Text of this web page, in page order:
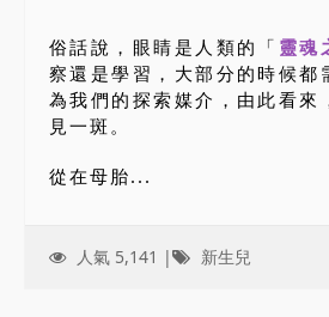
俗話說，眼睛是人類的「 靈魂
察還是學習，大部分的時候都
為我們的探索媒介，由此看來
見一斑。
從在母胎...
人氣 5,141 | 新生兒